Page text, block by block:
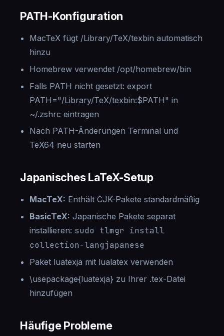
PATH-Konfiguration
MacTeX fügt /Library/TeX/texbin automatisch
hinzu
Homebrew verwendet /opt/homebrew/bin
Falls PATH nicht gesetzt: export
PATH="/Library/TeX/texbin:$PATH" in
~/.zshrc eintragen
Nach PATH-Änderungen Terminal und
TeX64 neu starten
Japanisches LaTeX-Setup
MacTeX: Enthält CJK-Pakete standardmäßig
BasicTeX: Japanische Pakete separat
installieren: sudo tlmgr install
collection-langjapanese
Paket luatexja mit lualatex verwenden
\usepackage{luatexja} zu Ihrer .tex-Datei
hinzufügen
Häufige Probleme